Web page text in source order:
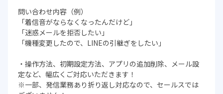
問い合わせ内容（例）
「着信音がならなくなったんだけど」
「迷惑メールを拒否したい」
「機種変更したので、LINEの引継ぎをしたい」
・操作方法、初期設定方法、アプリの追加削除、メール設
定など、幅広くご対応いただきます！
※一部、発信業務あり折り返し対応なので、セールスでは